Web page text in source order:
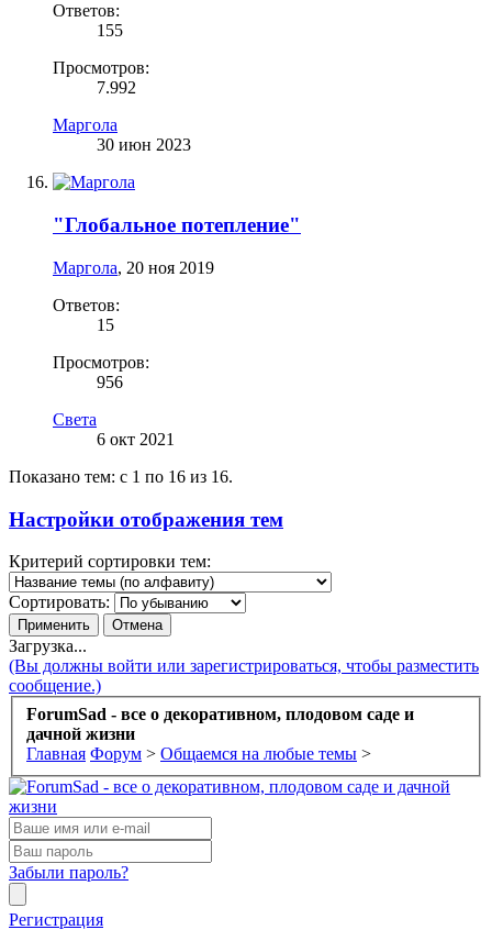
Ответов:
155
Просмотров:
7.992
Маргола
30 июн 2023
"Глобальное потепление"
Маргола, 20 ноя 2019
Ответов:
15
Просмотров:
956
Света
6 окт 2021
Показано тем: с 1 по 16 из 16.
Настройки отображения тем
Критерий сортировки тем:
Сортировать:
Загрузка...
(Вы должны войти или зарегистрироваться, чтобы разместить
сообщение.)
ForumSad - все о декоративном, плодовом саде и
дачной жизни
Главная Форум > Общаемся на любые темы >
Забыли пароль?
Регистрация